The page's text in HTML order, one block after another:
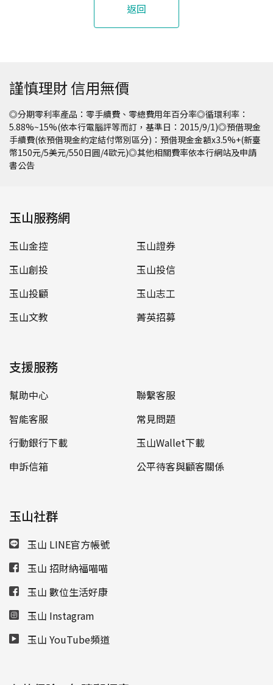
返回
謹慎理財 信用無價
◎分期零利率產品：零手續費、零總費用年百分率◎循環利率：
5.88%~15%(依本行電腦評等而訂，基準日：2015/9/1)◎預借現金
手續費(依預借現金約定結付幣別區分)：預借現金金額x3.5%+(新臺
幣150元/5美元/550日圓/4歐元)◎其他相關費率依本行網站及申請
書公告
玉山服務網
玉山金控
玉山證券
玉山創投
玉山投信
玉山投顧
玉山志工
玉山文教
菁英招募
支援服務
幫助中心
聯繫客服
智能客服
常見問題
行動銀行下載
玉山Wallet下載
申訴信箱
公平待客與顧客關係
玉山社群
玉山 LINE官方帳號
玉山 招財納福喵喵
玉山 數位生活好康
玉山 Instagram
玉山 YouTube頻道